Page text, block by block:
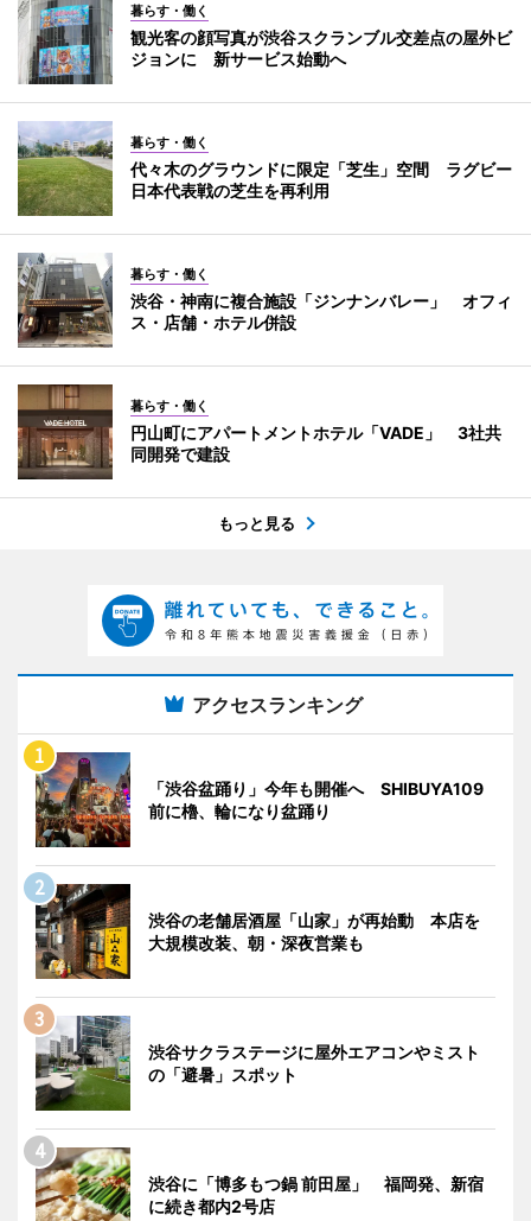
暮らす・働く
観光客の顔写真が渋谷スクランブル交差点の屋外ビ
ジョンに 新サービス始動へ
暮らす・働く
代々木のグラウンドに限定「芝生」空間 ラグビー
日本代表戦の芝生を再利用
暮らす・働く
渋谷・神南に複合施設「ジンナンバレー」 オフィ
ス・店舗・ホテル併設
暮らす・働く
円山町にアパートメントホテル「VADE」 3社共
同開発で建設
もっと見る
アクセスランキング
「渋谷盆踊り」今年も開催へ SHIBUYA109
前に櫓、輪になり盆踊り
渋谷の老舗居酒屋「山家」が再始動 本店を
大規模改装、朝・深夜営業も
渋谷サクラステージに屋外エアコンやミスト
の「避暑」スポット
渋谷に「博多もつ鍋 前田屋」 福岡発、新宿
に続き都内2号店